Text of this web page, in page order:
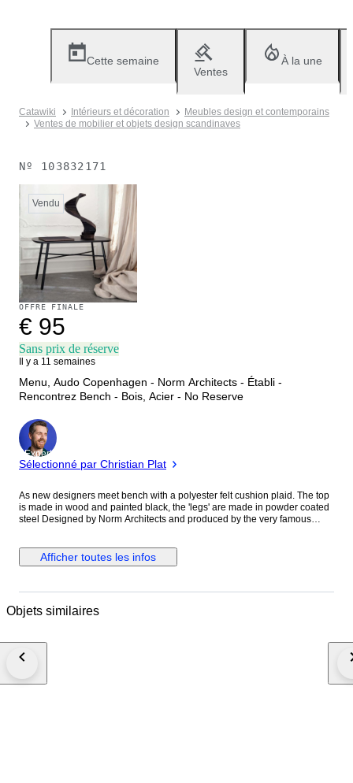
Cette semaine
Ventes
À la une
Catawiki Intérieurs et décoration
Meubles design et contemporains
Ventes de mobilier et objets design scandinaves
Nº 103832171
Vendu
OFFRE FINALE
€ 95
Sans prix de réserve
Il y a 11 semaines
Menu, Audo Copenhagen - Norm Architects - Établi -
Rencontrez Bench - Bois, Acier - No Reserve
Expert
Sélectionné par Christian Plat
As new designers meet bench with a polyester felt cushion plaid. The top
is made in wood and painted black, the 'legs' are made in powder coated
steel Designed by Norm Architects and produced by the very famous
original packaging with tools, manuals etc. Dimensions Height: 45 cm
Depth: 38 cm Lenght: 79 cm Audo Copenhagen (former MENU) Reflects
that is continually expanding and evolving. Audo Copenhagen's furniture,
quality materials and human needs, About: Norm, the architects Jonas
recognizable form given an original twist that calls for attention. Comes
increased. All my shipments are registered and insured - Full refund if the
Afficher toutes les infos
Objets similaires